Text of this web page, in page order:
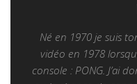
Né en 1970 je suis
vidéo en 1978
console : PONG. J’ai